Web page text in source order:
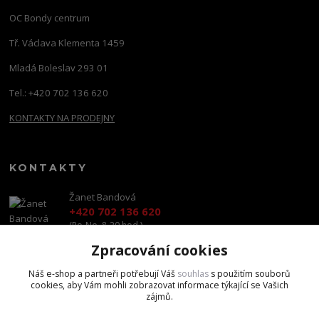
OC Bondy centrum
Tř. Václava Klementa 1459
Mladá Boleslav 293 01
Tel.: +420 702 136 620
KONTAKTY NA PRODEJNY
KONTAKTY
Žanet Bandová
+420 702 136 620
(Po-Ne, 8-20 hod.)
shop@brandscapital.cz
Zpracování cookies
Náš e-shop a partneři potřebují Váš souhlas s použitím souborů
cookies, aby Vám mohli zobrazovat informace týkající se Vašich
zájmů.